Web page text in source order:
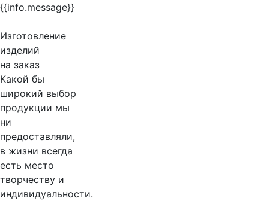
{{info.message}}
Изготовление
изделий
на заказ
Какой бы
широкий выбор
продукции мы
ни
предоставляли,
в жизни всегда
есть место
творчеству и
индивидуальности.